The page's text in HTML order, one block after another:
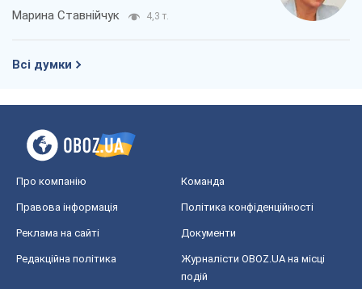
Марина Ставнійчук 4,3 т.
Всі думки
Про компанію Команда
Правова інформація Політика конфіденційності
Реклама на сайті Документи
Редакційна політика
Журналісти OBOZ.UA на місці
подій